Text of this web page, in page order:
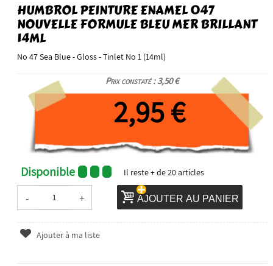
HUMBROL PEINTURE ENAMEL 047
NOUVELLE FORMULE BLEU MER BRILLANT
14ML
No 47 Sea Blue - Gloss - Tinlet No 1 (14ml)
Prix constaté : 3,50 €
2,95 €
Disponible Il reste+ de 20articles
- + AJOUTER AU PANIER
Ajouter à ma liste